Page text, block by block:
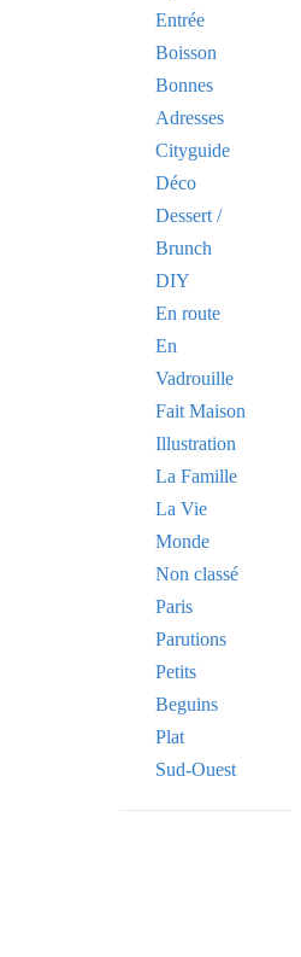
Entrée
Boisson
Bonnes
Adresses
Cityguide
Déco
Dessert /
Brunch
DIY
En route
En
Vadrouille
Fait Maison
Illustration
La Famille
La Vie
Monde
Non classé
Paris
Parutions
Petits
Beguins
Plat
Sud-Ouest